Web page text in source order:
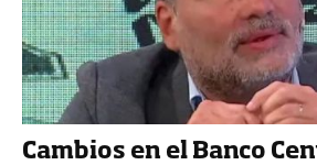
Cambios en el Banco